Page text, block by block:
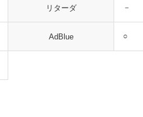
リターダ －
AdBlue ○